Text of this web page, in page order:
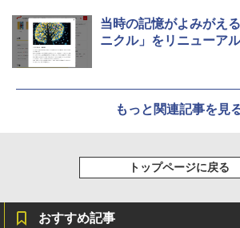
当時の記憶がよみがえ
ニクル」をリニューア
もっと関連記事を見
トップページに戻る
おすすめ記事